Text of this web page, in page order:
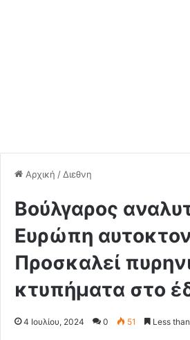
Αρχική / Διεθνη
Βούλγαρος
Ευρώπη
Προσκαλεί
κτυπήματα στο
4 Ιουλίου, 2024 0 51 Less